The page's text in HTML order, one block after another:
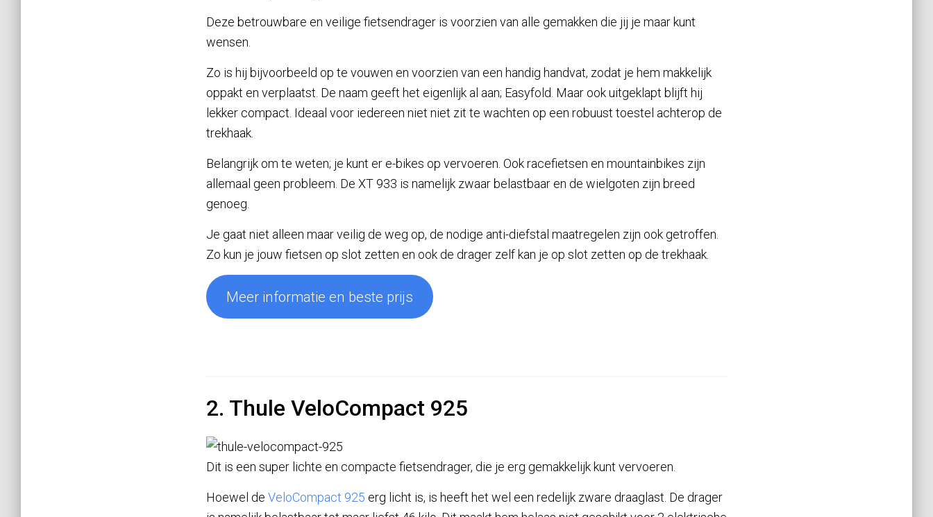
Deze betrouwbare en veilige fietsendrager is voorzien van alle gemakken die jij je maar kunt
wensen.
Zo is hij bijvoorbeeld op te vouwen en voorzien van een handig handvat, zodat je hem makkelijk
oppakt en verplaatst. De naam geeft het eigenlijk al aan; Easyfold. Maar ook uitgeklapt blijft hij
lekker compact. Ideaal voor iedereen niet niet zit te wachten op een robuust toestel achterop de
trekhaak.
Belangrijk om te weten; je kunt er e-bikes op vervoeren. Ook racefietsen en mountainbikes zijn
allemaal geen probleem. De XT 933 is namelijk zwaar belastbaar en de wielgoten zijn breed
genoeg.
Je gaat niet alleen maar veilig de weg op, de nodige anti-diefstal maatregelen zijn ook getroffen.
Zo kun je jouw fietsen op slot zetten en ook de drager zelf kan je op slot zetten op de trekhaak.
Meer informatie en beste prijs
2. Thule VeloCompact 925
Dit is een super lichte en compacte fietsendrager, die je erg gemakkelijk kunt vervoeren.
Hoewel de VeloCompact 925 erg licht is, is heeft het wel een redelijk zware draaglast. De drager